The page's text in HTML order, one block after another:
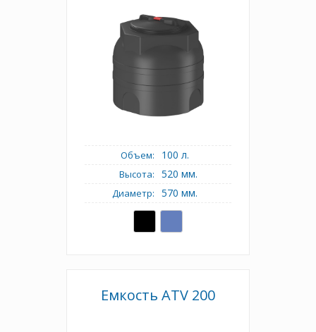
Объем: 100 л.
Высота: 520 мм.
Диаметр: 570 мм.
Емкость АТV 200